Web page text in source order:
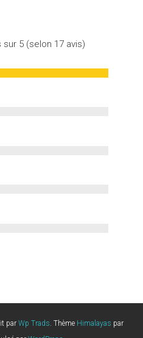
sur 5 (selon 17 avis)
par Wp Trads. Thème Himalayas par